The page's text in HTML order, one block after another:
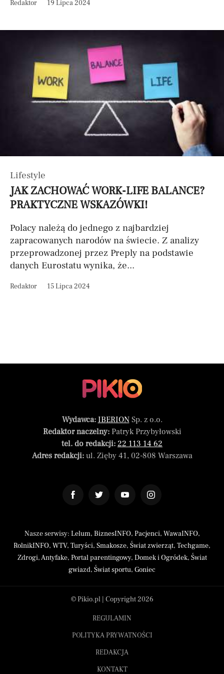
Redaktor 19 Lipca 2024
Lifestyle
JAK ZACHOWAĆ WORK-LIFE BALANCE?
PRAKTYCZNE WSKAZÓWKI!
Polacy należą do jednego z najbardziej
zapracowanych narodów na świecie. Z analizy
przeprowadzonej przez Preply na podstawie
danych Eurostatu wynika, że...
Redaktor 15 Lipca 2024
Wydawca: IBERIONSp. z o.o.
Redaktor naczelny:Patryk Przybyłowski
tel. do redakcji: 22 113 14 62
Adres redakcji:ul. Zięby 41, 02-808 Warszawa
Nasze serwisy: Lelum, BiznesINFO, Pacjenci, WawaINFO,
RolnikINFO, WTV, Turyści, Smakosze, Świat zwierząt, Techgame,
Zdrogi,Antyfake, Portal parentingowy, Domek i Ogródek, Świat
gwiazd, Świat sportu, Goniec
© Pikio.pl | Copyright 2026
REGULAMIN
POLITYKA PRYWATNOŚCI
REDAKCJA
KONTAKT